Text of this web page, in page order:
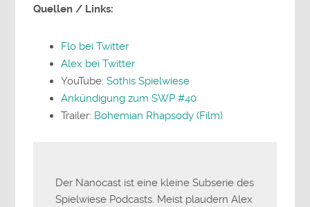
Quellen / Links:
Flo bei Twitter
Alex bei Twitter
YouTube:Sothis Spielwiese
Ankündigung zum SWP #40
Trailer: Bohemian Rhapsody (Film)
Der Nanocast ist eine kleine Subserie des
Spielwiese Podcasts. Meist plaudern Alex